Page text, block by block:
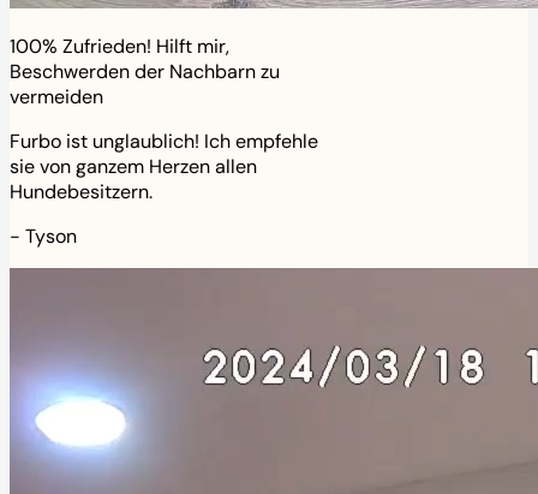
100% Zufrieden! Hilft mir,
Beschwerden der Nachbarn zu
vermeiden
Furbo ist unglaublich! Ich empfehle
sie von ganzem Herzen allen
Hundebesitzern.
- Tyson